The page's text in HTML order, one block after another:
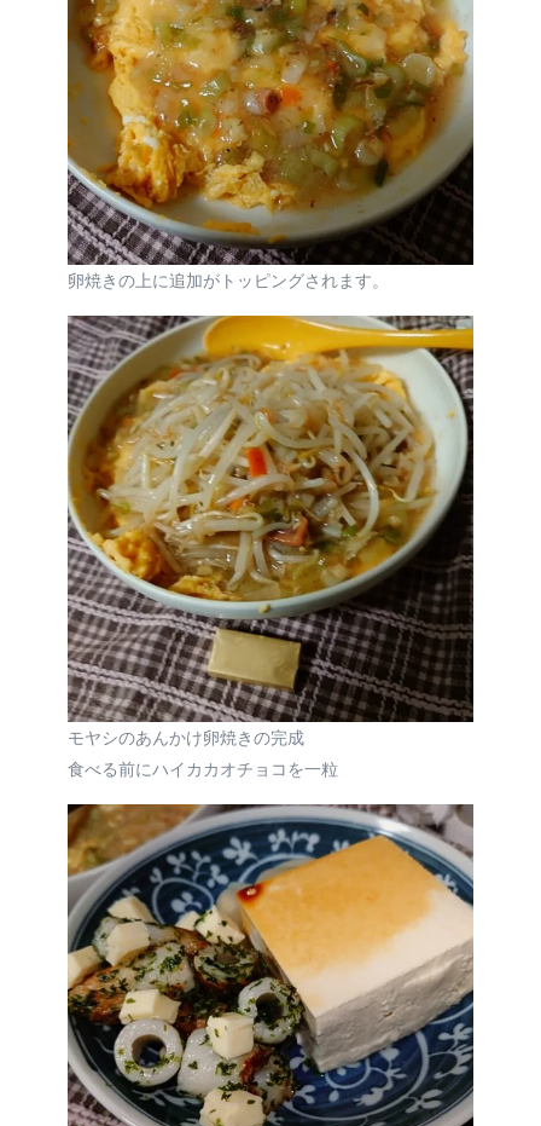
卵焼きの上に追加がトッピングされます。
モヤシのあんかけ卵焼きの完成
食べる前にハイカカオチョコを一粒